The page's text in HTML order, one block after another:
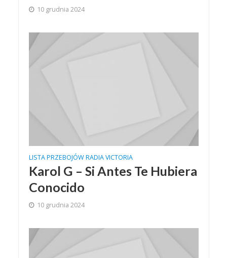
10 grudnia 2024
LISTA PRZEBOJÓW RADIA VICTORIA
Karol G – Si Antes Te Hubiera
Conocido
10 grudnia 2024